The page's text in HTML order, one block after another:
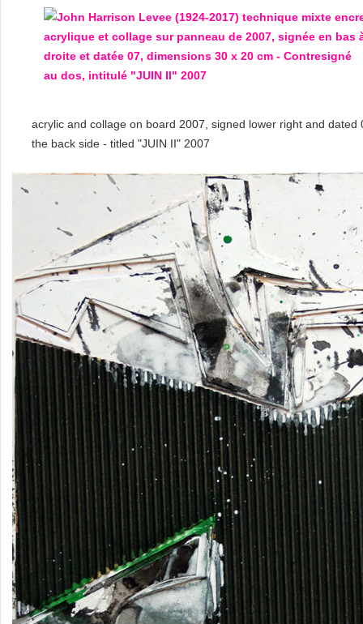
acrylic and collage on board 2007, signed lower right and
the back side - titled "JUIN II" 2007